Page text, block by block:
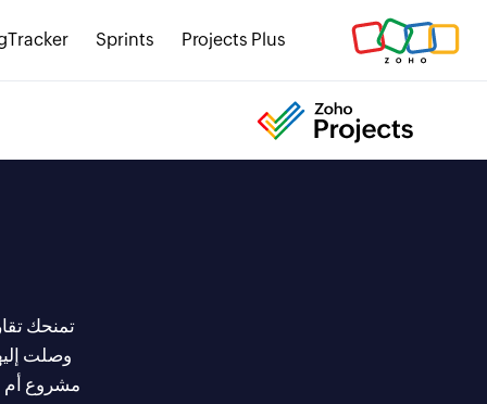
Projects Plus
Sprints
وصلت
مشروع أم